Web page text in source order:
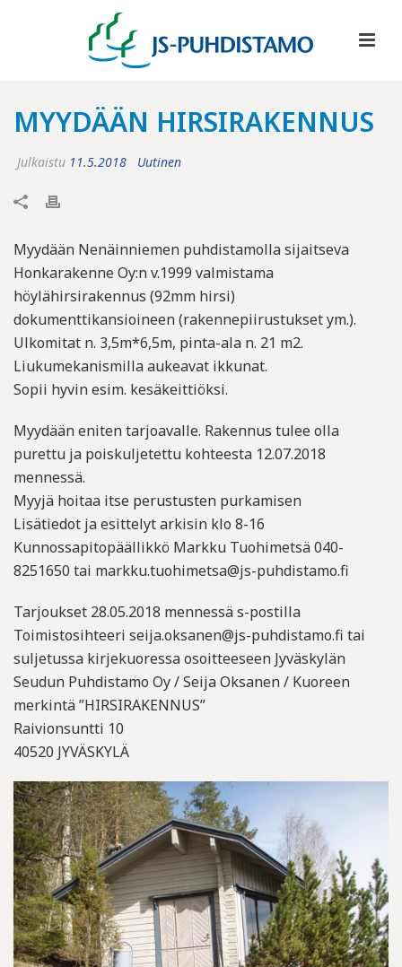
MYYDÄÄN HIRSIRAKENNUS
Julkaistu 11.5.2018 Uutinen
Myydään Nenäinniemen puhdistamolla sijaitseva
Honkarakenne Oy:n v.1999 valmistama
höylähirsirakennus (92mm hirsi)
dokumenttikansioineen (rakennepiirustukset ym.).
Ulkomitat n. 3,5m*6,5m, pinta-ala n. 21 m2.
Liukumekanismilla aukeavat ikkunat.
Sopii hyvin esim. kesäkeittiöksi.
Myydään eniten tarjoavalle. Rakennus tulee olla
purettu ja poiskuljetettu kohteesta 12.07.2018
mennessä.
Myyjä hoitaa itse perustusten purkamisen
Lisätiedot ja esittelyt arkisin klo 8-16
Kunnossapitopäällikkö Markku Tuohimetsä 040-
8251650 tai markku.tuohimetsa@js-puhdistamo.fi
Tarjoukset 28.05.2018 mennessä s-postilla
Toimistosihteeri seija.oksanen@js-puhdistamo.fi tai
suljetussa kirjekuoressa osoitteeseen Jyväskylän
Seudun Puhdistamo Oy / Seija Oksanen / Kuoreen
merkintä ”HIRSIRAKENNUS”
Raivionsuntti 10
40520 JYVÄSKYLÄ